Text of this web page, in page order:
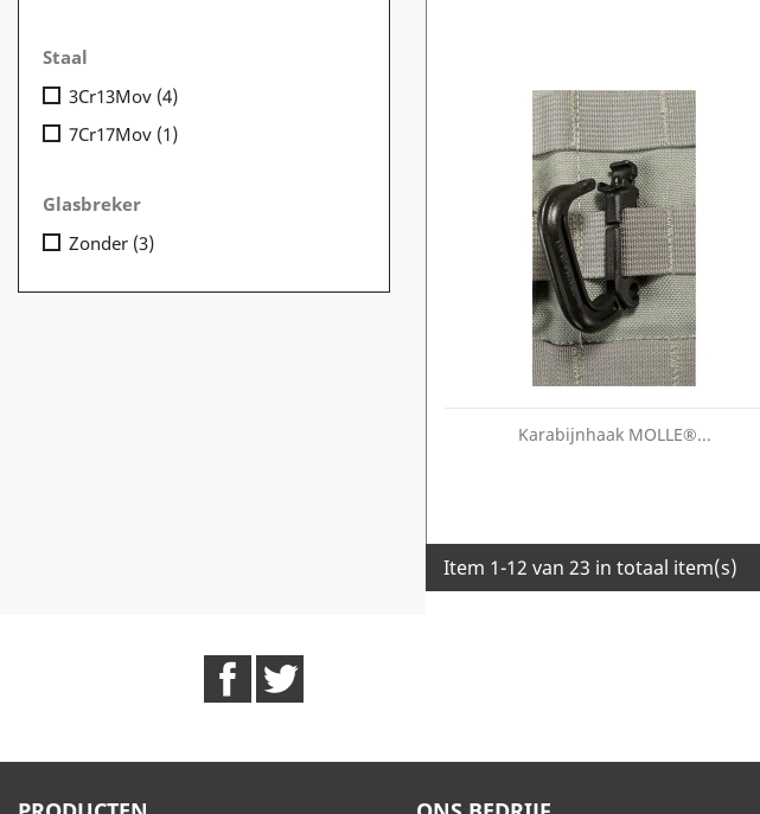
Staal
3Cr13Mov (4)
7Cr17Mov (1)
Glasbreker
Zonder (3)
Karabijnhaak MOLLE®...
Item 1-12 van 23 in totaal item(s)
Facebook